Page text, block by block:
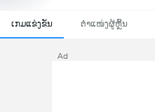
ເກມແຂ່ງຂັນ ຕຳແໜ່ງຜູ້ຫຼິ້ນ
Ad